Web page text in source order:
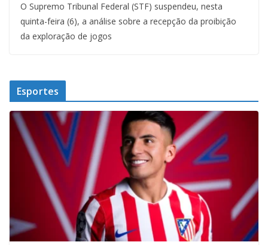
O Supremo Tribunal Federal (STF) suspendeu, nesta
quinta-feira (6), a análise sobre a recepção da proibição
da exploração de jogos
Esportes